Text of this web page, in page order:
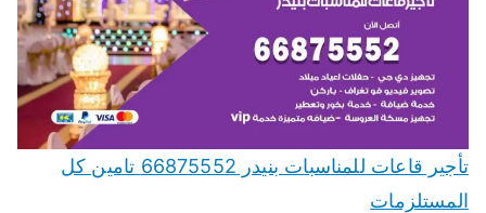
تأجير قاعات للمناسبات بنيدر 66875552 تامين كل
المستلزمات